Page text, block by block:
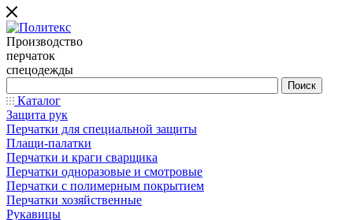
Производство
перчаток
спецодежды
Каталог
Защита рук
Перчатки для специальной защиты
Плащи-палатки
Перчатки и краги сварщика
Перчатки одноразовые и смотровые
Перчатки с полимерным покрытием
Перчатки хозяйственные
Рукавицы